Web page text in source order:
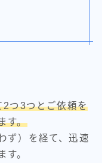
2つ3つとご依頼を
す。
ず）を経て、迅速
す。